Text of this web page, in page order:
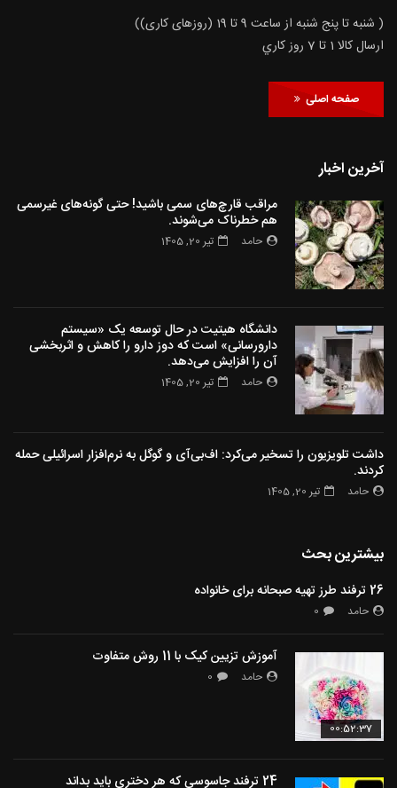
( شنبه تا پنج شنبه از ساعت 9 تا 19 (روزهای کاری))
ارسال كالا 1 تا 7 روز كاري
صفحه اصلی
آخرین اخبار
مراقب قارچ‌های سمی باشید! حتی گونه‌های غیرسمی
هم خطرناک می‌شوند.
حامد تیر 20, 1405
دانشگاه هیتیت در حال توسعه یک «سیستم
دارورسانی» است که دوز دارو را کاهش و اثربخشی
آن را افزایش می‌دهد.
حامد تیر 20, 1405
داشت تلویزیون را تسخیر می‌کرد: اف‌بی‌آی و گوگل به نرم‌افزار اسرائیلی حمله
کردند.
حامد تیر 20, 1405
بیشترین بحث
26 ترفند طرز تهیه صبحانه برای خانواده
حامد 0
00:52:37
آموزش تزیین کیک با 11 روش متفاوت
حامد 0
24 ترفند جاسوسی که هر دختری باید بداند